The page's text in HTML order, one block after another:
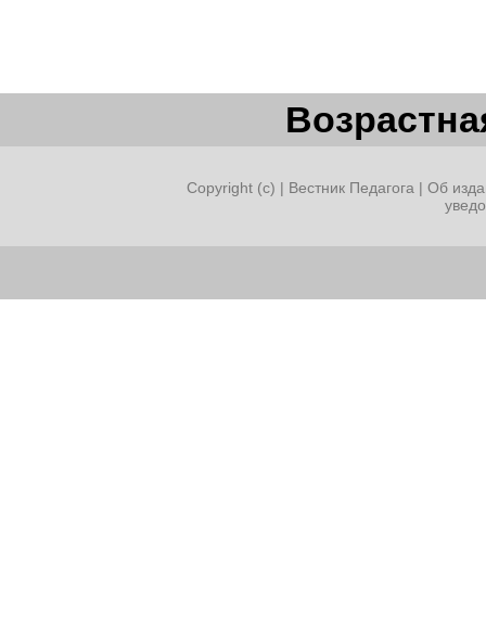
Copyright (c) | Вестник Педагога | Об